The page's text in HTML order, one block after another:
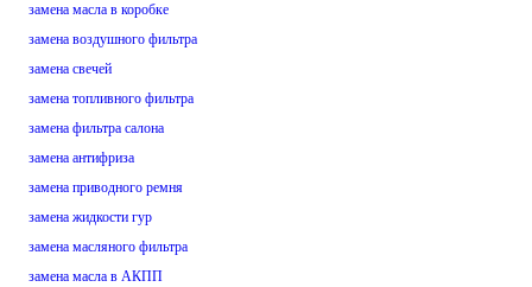
замена масла в коробке
замена воздушного фильтра
замена свечей
замена топливного фильтра
замена фильтра салона
замена антифриза
замена приводного ремня
замена жидкости гур
замена масляного фильтра
замена масла в АКПП